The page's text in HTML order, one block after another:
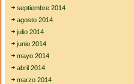
septiembre 2014
agosto 2014
julio 2014
junio 2014
mayo 2014
abril 2014
marzo 2014